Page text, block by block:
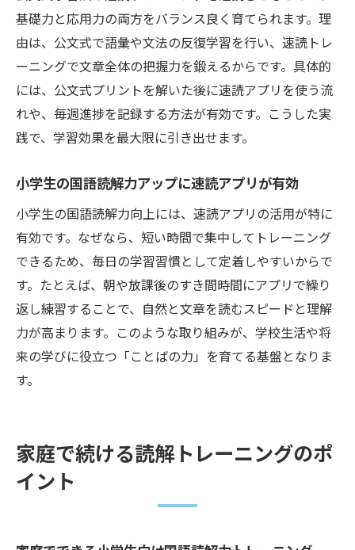
基礎力と応用力の両方をバランス良く育てられます。理
由は、公文式で語彙や文法の反復学習を行い、速読トレ
ーニングで文章全体の把握力を鍛えるからです。具体的
には、公文式プリントを解いた後に速読アプリを使う流
れや、毎週進捗を記録する方法が有効です。こうした実
践で、学習効果を最大限に引き出せます。
小学生の国語読解力アップに速読アプリが有効
小学生の国語読解力向上には、速読アプリの活用が特に
有効です。なぜなら、短い時間で集中してトレーニング
できるため、毎日の学習習慣として定着しやすいからで
す。たとえば、朝や放課後のすき間時間にアプリで繰り
返し練習することで、自然と文章を読むスピードと理解
力が高まります。このような取り組みが、学校生活や将
来の学びに役立つ「ことばの力」を育てる基盤となりま
す。
家庭で続ける読解トレーニングのポ
イント